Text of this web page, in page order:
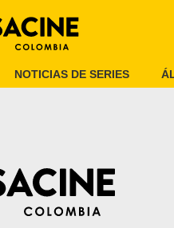
NOTICIAS DE SERIES